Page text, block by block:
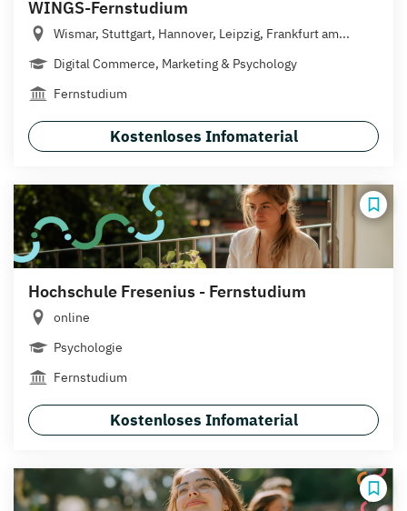
WINGS-Fernstudium
Wismar, Stuttgart, Hannover, Leipzig, Frankfurt am...
Digital Commerce, Marketing & Psychology
Fernstudium
Kostenloses Infomaterial
Hochschule Fresenius - Fernstudium
online
Psychologie
Fernstudium
Kostenloses Infomaterial